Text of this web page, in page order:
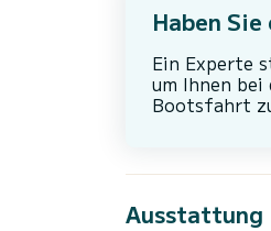
Haben
Ein Experte
um Ihnen bei
Bootsfahrt
Ausstattung